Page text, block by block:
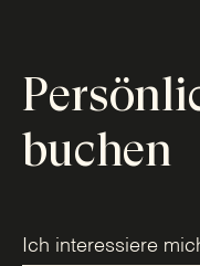
buchen
Ich interessiere